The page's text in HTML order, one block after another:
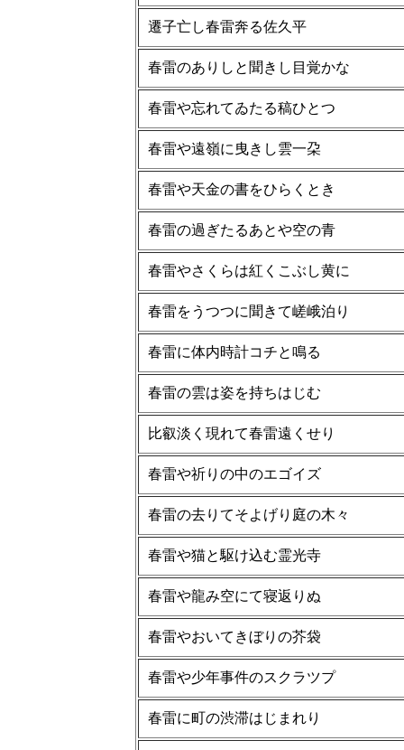
遷子亡し春雷奔る佐久平
春雷のありしと聞きし目覚かな
春雷や忘れてゐたる稿ひとつ
春雷や遠嶺に曳きし雲一朶
春雷や天金の書をひらくとき
春雷の過ぎたるあとや空の青
春雷やさくらは紅くこぶし黄に
春雷をうつつに聞きて嵯峨泊り
春雷に体内時計コチと鳴る
春雷の雲は姿を持ちはじむ
比叡淡く現れて春雷遠くせり
春雷や祈りの中のエゴイズ
春雷の去りてそよげり庭の木々
春雷や猫と駆け込む霊光寺
春雷や龍み空にて寝返りぬ
春雷やおいてきぼりの芥袋
春雷や少年事件のスクラツプ
春雷に町の渋滞はじまれり